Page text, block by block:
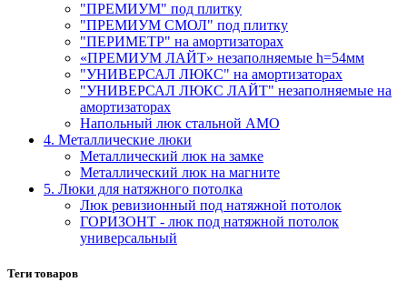
"ПРЕМИУМ" под плитку
"ПРЕМИУМ СМОЛ" под плитку
"ПЕРИМЕТР" на амортизаторах
«ПРЕМИУМ ЛАЙТ» незаполняемые h=54мм
"УНИВЕРСАЛ ЛЮКС" на амортизаторах
"УНИВЕРСАЛ ЛЮКС ЛАЙТ" незаполняемые на
амортизаторах
Напольный люк стальной АМО
4. Металлические люки
Металлический люк на замке
Металлический люк на магните
5. Люки для натяжного потолка
Люк ревизионный под натяжной потолок
ГОРИЗОНТ - люк под натяжной потолок
универсальный
Теги товаров